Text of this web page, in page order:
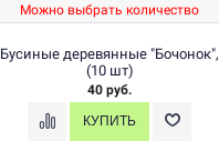
Можно выбрать количество
Бусиные деревянные "Бочонок",
(10 шт)
40 руб.